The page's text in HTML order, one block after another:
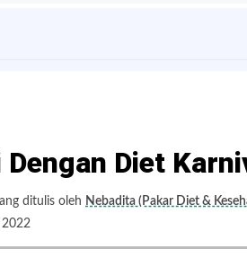
Diet
ditulis oleh Nebadita (Pakar Diet &
2022